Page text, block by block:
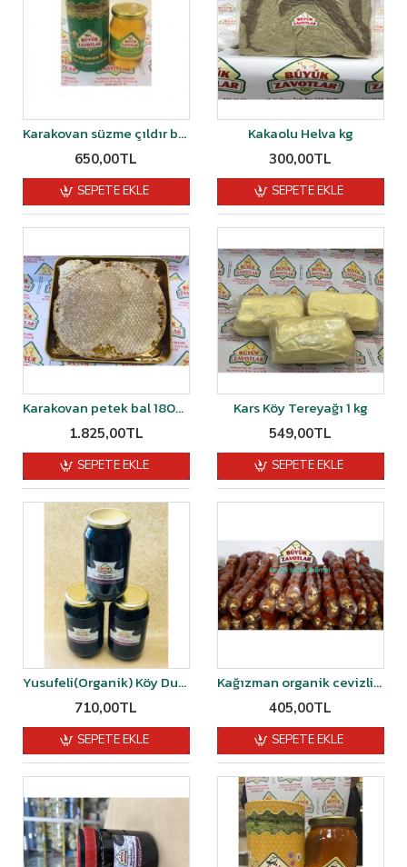
Karakovan süzme çıldır balı 500 gr
650,00TL
SEPETE EKLE
Kakaolu Helva kg
300,00TL
SEPETE EKLE
Karakovan petek bal 1800 ile 1900 gr arası
1.825,00TL
SEPETE EKLE
Kars Köy Tereyağı 1 kg
549,00TL
SEPETE EKLE
Yusufeli(Organik) Köy Dut Pekmezi 1,400 kğ-1450 kğ arası
710,00TL
SEPETE EKLE
Kağızman organik cevizli sucuk (köme) 1kğ
405,00TL
SEPETE EKLE